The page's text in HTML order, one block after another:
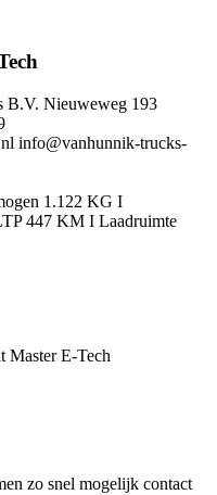
B.V. Nieuweweg 193
info@vanhunnik-trucks-
1.122 KG I
447 KM I Laadruimte
Master E-Tech
zo snel mogelijk contact